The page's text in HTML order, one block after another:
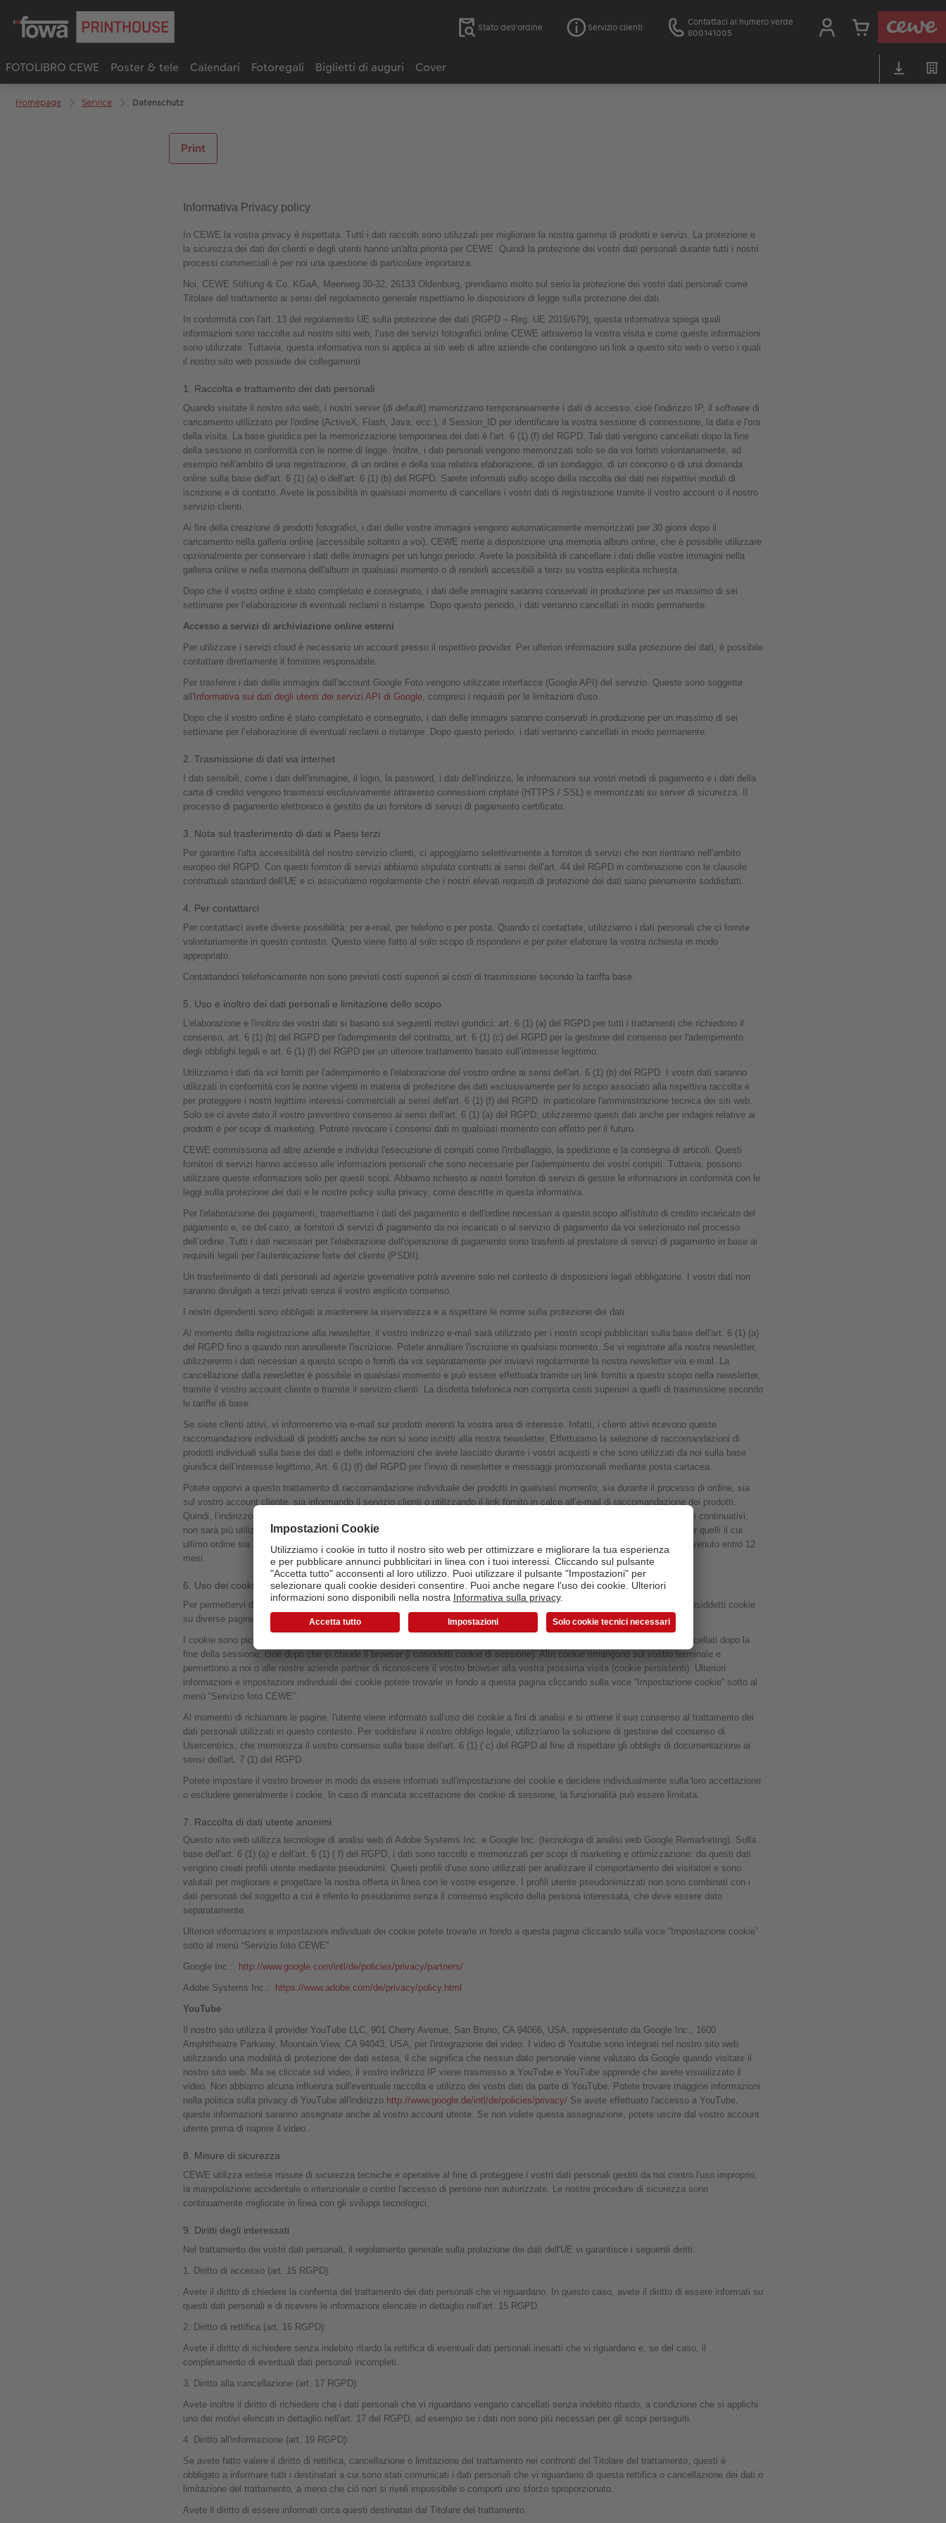
Stato dell'ordine Servizio clienti
Contattaci al numero verde
800141005
FOTOLIBRO CEWE Poster & tele Calendari Fotoregali Biglietti di auguri Cover
Homepage Service Datenschutz
Print
Informativa Privacy policy
In CEWE la vostra privacy è rispettata. Tutti i dati raccolti sono utilizzati per migliorare la nostra gamma di prodotti e servizi. La protezione e
la sicurezza dei dati dei clienti e degli utenti hanno un'alta priorità per CEWE. Quindi la protezione dei vostri dati personali durante tutti i nostri
processi commerciali è per noi una questione di particolare importanza.
Noi, CEWE Stiftung & Co. KGaA, Meerweg 30-32, 26133 Oldenburg, prendiamo molto sul serio la protezione dei vostri dati personali come
Titolare del trattamento ai sensi del regolamento generale rispettiamo le disposizioni di legge sulla protezione dei dati.
In conformità con l'art. 13 del regolamento UE sulla protezione dei dati (RGPD – Reg. UE 2016/679), questa informativa spiega quali
informazioni sono raccolte sul nostro sito web, l’uso dei servizi fotografici online CEWE attraverso la vostra visita e come queste informazioni
sono utilizzate. Tuttavia, questa informativa non si applica ai siti web di altre aziende che contengono un link a questo sito web o verso i quali
il nostro sito web possiede dei collegamenti.
1. Raccolta e trattamento dei dati personali
Quando visitate il nostro sito web, i nostri server (di default) memorizzano temporaneamente i dati di accesso, cioè l'indirizzo IP, il software di
caricamento utilizzato per l'ordine (ActiveX, Flash, Java, ecc.), il Session_ID per identificare la vostra sessione di connessione, la data e l'ora
della visita. La base giuridica per la memorizzazione temporanea dei dati è l'art. 6 (1) (f) del RGPD. Tali dati vengono cancellati dopo la fine
della sessione in conformità con le norme di legge. Inoltre, i dati personali vengono memorizzati solo se da voi forniti volontariamente, ad
esempio nell'ambito di una registrazione, di un ordine e della sua relativa elaborazione, di un sondaggio, di un concorso o di una domanda
online sulla base dell'art. 6 (1) (a) o dell'art. 6 (1) (b) del RGPD. Sarete informati sullo scopo della raccolta dei dati nei rispettivi moduli di
iscrizione e di contatto. Avete la possibilità in qualsiasi momento di cancellare i vostri dati di registrazione tramite il vostro account o il nostro
servizio clienti.
Ai fini della creazione di prodotti fotografici, i dati delle vostre immagini vengono automaticamente memorizzati per 30 giorni dopo il
caricamento nella galleria online (accessibile soltanto a voi). CEWE mette a disposizione una memoria album online, che è possibile utilizzare
opzionalmente per conservare i dati delle immagini per un lungo periodo. Avete la possibilità di cancellare i dati delle vostre immagini nella
galleria online e nella memoria dell'album in qualsiasi momento o di renderli accessibili a terzi su vostra esplicita richiesta.
Dopo che il vostro ordine è stato completato e consegnato, i dati delle immagini saranno conservati in produzione per un massimo di sei
settimane per l’elaborazione di eventuali reclami o ristampe. Dopo questo periodo, i dati verranno cancellati in modo permanente.
Accesso a servizi di archiviazione online esterni
Per utilizzare i servizi cloud è necessario un account presso il rispettivo provider. Per ulteriori informazioni sulla protezione dei dati, è possibile
contattare direttamente il fornitore responsabile.
Per trasferire i dati delle immagini dall'account Google Foto vengono utilizzate interfacce (Google API) del servizio. Queste sono soggette
all'Informativa sui dati degli utenti dei servizi API di Google , compresi i requisiti per le limitazioni d'uso.
Dopo che il vostro ordine è stato completato e consegnato, i dati delle immagini saranno conservati in produzione per un massimo di sei
settimane per l’elaborazione di eventuali reclami o ristampe. Dopo questo periodo, i dati verranno cancellati in modo permanente.
2. Trasmissione di dati via internet
I dati sensibili, come i dati dell'immagine, il login, la password, i dati dell'indirizzo, le informazioni sui vostri metodi di pagamento e i dati della
carta di credito vengono trasmessi esclusivamente attraverso connessioni criptate (HTTPS / SSL) e memorizzati su server di sicurezza. Il
processo di pagamento elettronico è gestito da un fornitore di servizi di pagamento certificato.
3. Nota sul trasferimento di dati a Paesi terzi
Per garantire l'alta accessibilità del nostro servizio clienti, ci appoggiamo selettivamente a fornitori di servizi che non rientrano nell'ambito
europeo del RGPD. Con questi fornitori di servizi abbiamo stipulato contratti ai sensi dell'art. 44 del RGPD in combinazione con le clausole
contrattuali standard dell'UE e ci assicuriamo regolarmente che i nostri elevati requisiti di protezione dei dati siano pienamente soddisfatti.
4. Per contattarci
Per contattarci avete diverse possibilità: per e-mail, per telefono o per posta. Quando ci contattate, utilizziamo i dati personali che ci fornite
volontariamente in questo contesto. Questo viene fatto al solo scopo di rispondervi e per poter elaborare la vostra richiesta in modo
appropriato.
Contattandoci telefonicamente non sono previsti costi superiori ai costi di trasmissione secondo la tariffa base.
5. Uso e inoltro dei dati personali e limitazione dello scopo
L'elaborazione e l'inoltro dei vostri dati si basano sui seguenti motivi giuridici: art. 6 (1) (a) del RGPD per tutti i trattamenti che richiedono il
consenso, art. 6 (1) (b) del RGPD per l'adempimento del contratto, art. 6 (1) (c) del RGPD per la gestione del consenso per l'adempimento
degli obblighi legali e art. 6 (1) (f) del RGPD per un ulteriore trattamento basato sull’interesse legittimo.
Utilizziamo i dati da voi forniti per l'adempimento e l'elaborazione del vostro ordine ai sensi dell'art. 6 (1) (b) del RGPD. I vostri dati saranno
utilizzati in conformità con le norme vigenti in materia di protezione dei dati esclusivamente per lo scopo associato alla rispettiva raccolta e
per proteggere i nostri legittimi interessi commerciali ai sensi dell'art. 6 (1) (f) del RGPD, in particolare l'amministrazione tecnica dei siti web.
Solo se ci avete dato il vostro preventivo consenso ai sensi dell'art. 6 (1) (a) del RGPD, utilizzeremo questi dati anche per indagini relative ai
prodotti e per scopi di marketing. Potrete revocare i consensi dati in qualsiasi momento con effetto per il futuro.
CEWE commissiona ad altre aziende e individui l'esecuzione di compiti come l'imballaggio, la spedizione e la consegna di articoli. Questi
fornitori di servizi hanno accesso alle informazioni personali che sono necessarie per l'adempimento dei vostri compiti. Tuttavia, possono
utilizzare queste informazioni solo per questi scopi. Abbiamo richiesto ai nostri fornitori di servizi di gestire le informazioni in conformità con le
leggi sulla protezione dei dati e le nostre policy sulla privacy, come descritte in questa informativa.
Per l'elaborazione dei pagamenti, trasmettiamo i dati del pagamento e dell'ordine necessari a questo scopo all'istituto di credito incaricato del
pagamento e, se del caso, ai fornitori di servizi di pagamento da noi incaricati o al servizio di pagamento da voi selezionato nel processo
dell’ordine. Tutti i dati necessari per l'elaborazione dell'operazione di pagamento sono trasferiti al prestatore di servizi di pagamento in base ai
requisiti legali per l'autenticazione forte del cliente (PSDII).
Un trasferimento di dati personali ad agenzie governative potrà avvenire solo nel contesto di disposizioni legali obbligatorie. I vostri dati non
saranno divulgati a terzi privati senza il vostro esplicito consenso.
I nostri dipendenti sono obbligati a mantenere la riservatezza e a rispettare le norme sulla protezione dei dati.
Al momento della registrazione alla newsletter, il vostro indirizzo e-mail sarà utilizzato per i nostri scopi pubblicitari sulla base dell'art. 6 (1) (a)
del RGPD fino a quando non annullerete l'iscrizione. Potete annullare l'iscrizione in qualsiasi momento. Se vi registrate alla nostra newsletter,
utilizzeremo i dati necessari a questo scopo o forniti da voi separatamente per inviarvi regolarmente la nostra newsletter via e-mail. La
cancellazione dalla newsletter è possibile in qualsiasi momento e può essere effettuata tramite un link fornito a questo scopo nella newsletter,
tramite il vostro account cliente o tramite il servizio clienti. La disdetta telefonica non comporta costi superiori a quelli di trasmissione secondo
le tariffe di base.
Se siete clienti attivi, vi informeremo via e-mail sui prodotti inerenti la vostra area di interesse. Infatti, i clienti attivi ricevono queste
raccomandazioni individuali di prodotti anche se non si sono iscritti alla nostra newsletter. Effettuiamo la selezione di raccomandazioni di
prodotti individuali sulla base dei dati e delle informazioni che avete lasciato durante i vostri acquisti e che sono utilizzati da noi sulla base
giuridica dell’interesse legittimo, Art. 6 (1) (f) del RGPD per l’invio di newsletter e messaggi promozionali mediante posta cartacea.
Potete opporvi a questo trattamento di raccomandazione individuale dei prodotti in qualsiasi momento, sia durante il processo di ordine, sia
sul vostro account cliente, sia informando il servizio clienti o utilizzando il link fornito in calce all’e-mail di raccomandazione dei prodotti.
Quindi, l’indirizzo e-mail di destinazione delle newsletter sarà rimosso in caso di cancellazione o se irraggiungibile per 36 mesi continuativi;
non sarà più utilizzato in caso di opposizione o di revoca del consenso all’invio. Sono considerati clienti attivi per la newsletter quelli il cui
ultimo ordine sia avvenuto entro 24 mesi. Sono considerati clienti attivi per le cartoline postali quelli il cui ultimo ordine sia avvenuto entro 12
mesi.
6. Uso dei cookie
Per permettervi di utilizzare determinate funzioni quando visitate il nostro sito web così da renderlo più fruibile, utilizziamo i cosiddetti cookie
su diverse pagine.
I cookie sono piccoli file di testo che vengono memorizzati sui vostri terminali. Alcuni dei cookie che utilizziamo vengono cancellati dopo la
fine della sessione, cioè dopo che si chiude il browser (i cosiddetti cookie di sessione). Altri cookie rimangono sul vostro terminale e
permettono a noi o alle nostre aziende partner di riconoscere il vostro browser alla vostra prossima visita (cookie persistenti). Ulteriori
informazioni e impostazioni individuali dei cookie potete trovarle in fondo a questa pagina cliccando sulla voce “Impostazione cookie” sotto al
menù “Servizio foto CEWE”.
Al momento di richiamare le pagine, l'utente viene informato sull'uso dei cookie a fini di analisi e si ottiene il suo consenso al trattamento dei
dati personali utilizzati in questo contesto. Per soddisfare il nostro obbligo legale, utilizziamo la soluzione di gestione del consenso di
Usercentrics, che memorizza il vostro consenso sulla base dell'art. 6 (1) ( c) del RGPD al fine di rispettare gli obblighi di documentazione ai
sensi dell'art. 7 (1) del RGPD.
Potete impostare il vostro browser in modo da essere informati sull'impostazione dei cookie e decidere individualmente sulla loro accettazione
o escludere generalmente i cookie. In caso di mancata accettazione dei cookie di sessione, la funzionalità può essere limitata.
7. Raccolta di dati utente anonimi
Questo sito web utilizza tecnologie di analisi web di Adobe Systems Inc. e Google Inc. (tecnologia di analisi web Google Remarketing). Sulla
base dell'art. 6 (1) (a) e dell'art. 6 (1) ( f) del RGPD, i dati sono raccolti e memorizzati per scopi di marketing e ottimizzazione: da questi dati
vengono creati profili utente mediante pseudonimi. Questi profili d’uso sono utilizzati per analizzare il comportamento dei visitatori e sono
valutati per migliorare e progettare la nostra offerta in linea con le vostre esigenze. I profili utente pseudonimizzati non sono combinati con i
dati personali del soggetto a cui è riferito lo pseudonimo senza il consenso esplicito della persona interessata, che deve essere dato
separatamente.
Ulteriori informazioni e impostazioni individuali dei cookie potete trovarle in fondo a questa pagina cliccando sulla voce “Impostazione cookie”
sotto al menù “Servizio foto CEWE”.
Google Inc.: http://www.google.com/intl/de/policies/privacy/partners/
Adobe Systems Inc.: https://www.adobe.com/de/privacy/policy.html
YouTube
Il nostro sito utilizza il provider YouTube LLC, 901 Cherry Avenue, San Bruno, CA 94066, USA, rappresentato da Google Inc., 1600
Amphitheatre Parkway, Mountain View, CA 94043, USA, per l'integrazione dei video. I video di Youtube sono integrati nel nostro sito web
utilizzando una modalità di protezione dei dati estesa, il che significa che nessun dato personale viene valutato da Google quando visitate il
nostro sito web. Ma se cliccate sul video, il vostro indirizzo IP viene trasmesso a YouTube e YouTube apprende che avete visualizzato il
video. Non abbiamo alcuna influenza sull'eventuale raccolta e utilizzo dei vostri dati da parte di YouTube. Potete trovare maggiori informazioni
nella politica sulla privacy di YouTube all'indirizzo http://www.google.de/intl/de/policies/privacy/ Se avete effettuato l'accesso a YouTube,
queste informazioni saranno assegnate anche al vostro account utente. Se non volete questa assegnazione, potete uscire dal vostro account
utente prima di riaprire il video.
8. Misure di sicurezza
CEWE utilizza estese misure di sicurezza tecniche e operative al fine di proteggere i vostri dati personali gestiti da noi contro l'uso improprio,
la manipolazione accidentale o intenzionale o contro l'accesso di persone non autorizzate. Le nostre procedure di sicurezza sono
continuamente migliorate in linea con gli sviluppi tecnologici.
9. Diritti degli interessati
Nel trattamento dei vostri dati personali, il regolamento generale sulla protezione dei dati dell'UE vi garantisce i seguenti diritti:
1. Diritto di accesso (art. 15 RGPD):
Avete il diritto di chiedere la conferma del trattamento dei dati personali che vi riguardano. In questo caso, avete il diritto di essere informati su
questi dati personali e di ricevere le informazioni elencate in dettaglio nell'art. 15 RGPD.
2. Diritto di rettifica (art. 16 RGPD):
Avete il diritto di richiedere senza indebito ritardo la rettifica di eventuali dati personali inesatti che vi riguardano e, se del caso, il
completamento di eventuali dati personali incompleti.
3. Diritto alla cancellazione (art. 17 RGPD):
Avete inoltre il diritto di richiedere che i dati personali che vi riguardano vengano cancellati senza indebito ritardo, a condizione che si applichi
uno dei motivi elencati in dettaglio nell'art. 17 del RGPD, ad esempio se i dati non sono più necessari per gli scopi perseguiti.
4. Diritto all'informazione (art. 19 RGPD):
Se avete fatto valere il diritto di rettifica, cancellazione o limitazione del trattamento nei confronti del Titolare del trattamento, questi è
obbligato a informare tutti i destinatari a cui sono stati comunicati i dati personali che vi riguardano di questa rettifica o cancellazione dei dati o
limitazione del trattamento, a meno che ciò non si riveli impossibile o comporti uno sforzo sproporzionato.
Avete il diritto di essere informati circa questi destinatari dal Titolare del trattamento.